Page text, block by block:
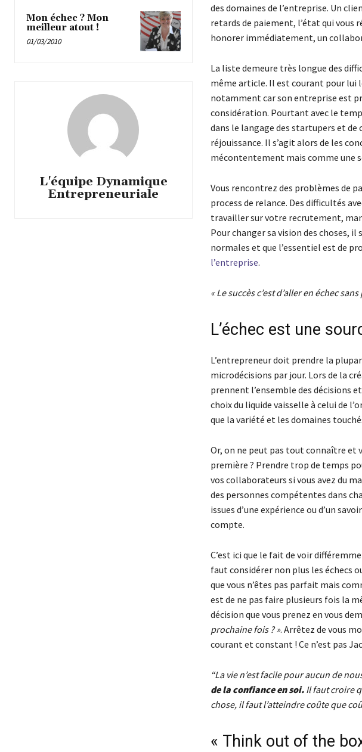
Mon échec ? Mon
meilleur atout !
01/03/2010
L'équipe Dynamique
Entrepreneuriale
des domaines de l’entreprise. Un
retards de paiement, l’état qui vous
honorer immédiatement, un
La liste demeure très longue des
même article. Il est courant pour lui
notamment car son entreprise est
considération. Pourtant avec le
dans le langage des startupers et de
réjouissance. Il s’agit alors de les
mécontentement mais comme une
Vous rencontrez des problèmes de
process de relance. Des difficultés
travailler sur votre recrutement,
Pour changer sa vision des choses,
normales et que l’essentiel est de
l’entreprise.
« Le succès c’est d’aller en échec
L’échec est une
L’entrepreneur doit prendre la
microdécisions par jour. Lors de la
prennent l’ensemble des décisions
choix du liquide vaisselle à celui de
que la variété et les domaines
Or, on ne peut pas tout connaître et
première ? Prendre trop de temps
vos collaborateurs si vous avez du
des personnes compétentes dans
issues d’une expérience ou d’un
compte.
C’est ici que le fait de voir
faut considérer non plus les échecs
que vous n’êtes pas parfait mais
est de ne pas faire plusieurs fois la
décision que vous prenez en vous
prochaine fois ? ». Arrêtez de vous
courant et constant ! Ce n’est pas
“La vie n’est facile pour aucun de
de la confiance en soi.Il faut croire
chose, il faut l’atteindre coûte que
« Think out of the